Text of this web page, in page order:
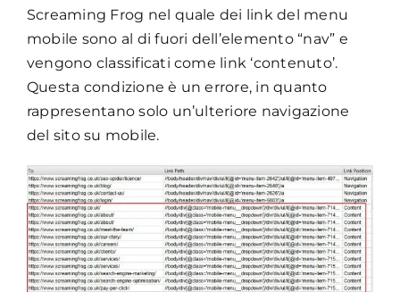
Screaming Frog nel quale dei link del menu
mobile sono al di fuori dell’elemento “nav” e
vengono classificati come link ‘contenuto’.
Questa condizione è un errore, in quanto
rappresentano solo un’ulteriore navigazione
del sito su mobile.